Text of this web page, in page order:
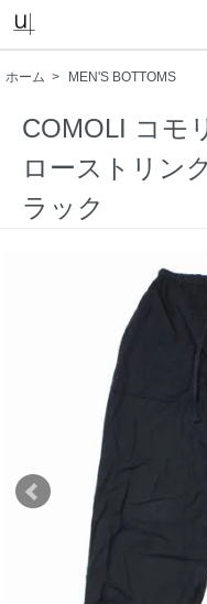
ホーム > MEN'S BOTTOMS
COMOLI コモ
ローストリン
ラック